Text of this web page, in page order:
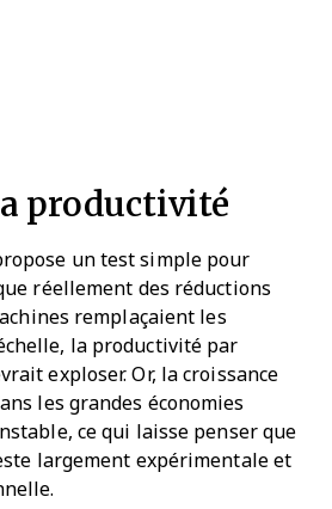
productivité
un test simple pour
réellement des réductions
remplaçaient les
la productivité par
exploser. Or, la croissance
les grandes économies
ce qui laisse penser que
largement expérimentale et